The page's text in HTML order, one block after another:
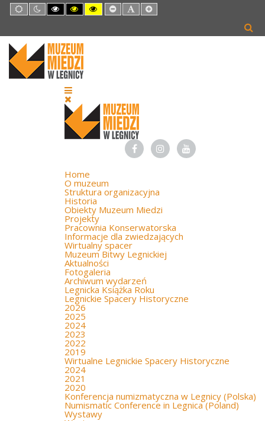
Default
mode
Night
mode
High
Contrast
mode
High
Contrast
mode
High
Contrast
mode
Set
Smaller
Set
Default
Set
Larger
Home
O muzeum
Struktura organizacyjna
Historia
Obiekty Muzeum Miedzi
Projekty
Pracownia Konserwatorska
Informacje dla zwiedzających
Wirtualny spacer
Muzeum Bitwy Legnickiej
Aktualności
Fotogaleria
Archiwum wydarzeń
Legnicka Książka Roku
Legnickie Spacery Historyczne
2026
2025
2024
2023
2022
2019
Wirtualne Legnickie Spacery Historyczne
2024
2021
2020
Konferencja numizmatyczna w Legnicy (Polska)
Numismatic Conference in Legnica (Poland)
Wystawy